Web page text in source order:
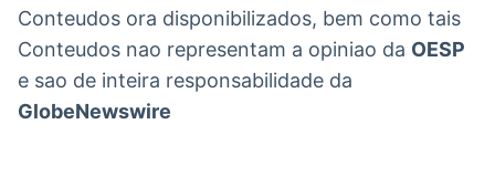
Conteudos ora disponibilizados, bem como tais
Conteudos nao representam a opiniao da OESP
e sao de inteira responsabilidade da
GlobeNewswire